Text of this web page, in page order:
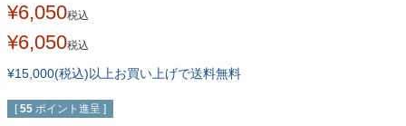
¥6,050税込
¥6,050税込
¥15,000(税込)以上お買い上げで送料無料
[ 55 ポイント進呈 ]